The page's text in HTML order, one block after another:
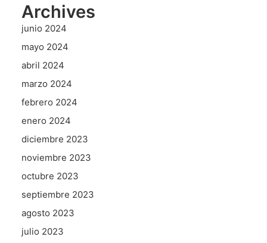
Archives
junio 2024
mayo 2024
abril 2024
marzo 2024
febrero 2024
enero 2024
diciembre 2023
noviembre 2023
octubre 2023
septiembre 2023
agosto 2023
julio 2023